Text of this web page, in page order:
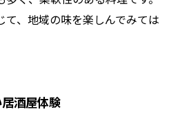
て、地域の味を楽しんでみては
酒屋体験